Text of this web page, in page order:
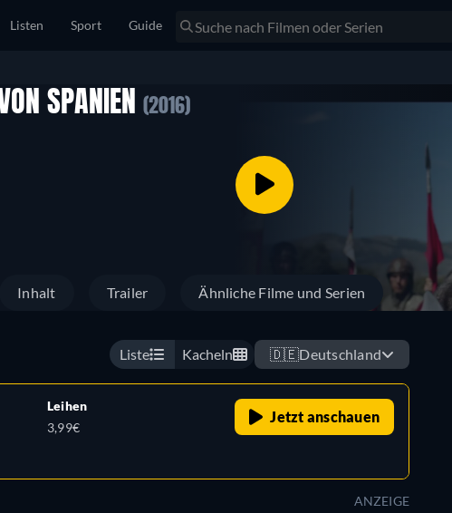
Listen Sport Guide
SPANIEN (2016)
Inhalt Trailer Ähnliche Filme und Serien
Liste Kacheln 🇩🇪Deutschland
Leihen
3,99€
Jetzt anschauen
ANZEIGE